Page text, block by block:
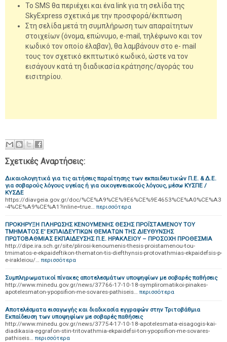
Το SMS θα περιέχει και ένα link για τη σελίδα της
SkyExpress σχετικά με την προσφορά/έκπτωση
Στη σελίδα μετά τη συμπλήρωση των απαραίτητων
στοιχείων (όνομα, επώνυμο, e-mail, τηλέφωνο και τον
κωδικό τον οποίο έλαβαν), θα λαμβάνουν στο e- mail
τους τον σχετικό εκπτωτικό κωδικό, ώστε να τον
εισάγουν κατά τη διαδικασία κράτησης/αγοράς του
εισιτηρίου.
Σχετικές Αναρτήσεις:
Δικαιολογητικά για τις αιτήσεις παραίτησης των εκπαιδευτικών Π.Ε. & Δ.Ε.
για σοβαρούς λόγους υγείας ή για οικογενειακούς λόγους, μέσω ΚΥΣΠΕ /
ΚΥΣΔΕ
https://diavgeia.gov.gr/doc/%CE%A9%CE%9E6%CE%9E4653%CE%A0%CE%A3
-4%CE%A9%CE%A1?inline=true… περισσότερα
ΠΡΟΚΗΡΥΞΗ ΠΛΗΡΩΣΗΣ ΚΕΝΟΥΜΕΝΗΣ ΘΕΣΗΣ ΠΡΟΪΣΤΑΜΕΝΟΥ ΤΟΥ
ΤΜΗΜΑΤΟΣ Ε’ ΕΚΠΑΙΔΕΥΤΙΚΩΝ ΘΕΜΑΤΩΝ ΤΗΣ ΔΙΕΥΘΥΝΣΗΣ
ΠΡΩΤΟΒΑΘΜΙΑΣ ΕΚΠΑΙΔΕΥΣΗΣ Π.Ε. ΗΡΑΚΛΕΙΟΥ – ΠΡΟΣΟΧΗ ΠΡΟΘΕΣΜΙΑ
http://dipe.ira.sch.gr/site/plirosi-kenoumenis-thesis-proistamenou-tou-
tmimatos-e-ekpaideftikon-thematon-tis-diefthynsis-protovathmias-ekpaidefsis-p-
e-irakleiou/… περισσότερα
Συμπληρωματικοί πίνακες αποτελεσμάτων υποψηφίων με σοβαρές παθήσεις
http://www.minedu.gov.gr/news/37766-17-10-18-sympliromatikoi-pinakes-
apotelesmaton-ypopsifion-me-sovares-pathiseis… περισσότερα
Αποτελέσματα εισαγωγής και διαδικασία εγγραφών στην Τριτοβάθμια
Εκπαίδευση των υποψηφίων με σοβαρές παθήσεις
http://www.minedu.gov.gr/news/37754-17-10-18-apotelesmata-eisagogis-kai-
diadikasia-eggrafon-stin-tritovathmia-ekpaidefsi-ton-ypopsifion-me-sovares-
pathiseis… περισσότερα